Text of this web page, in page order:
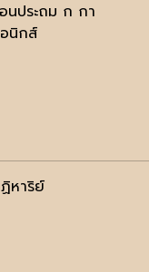
นประถม ก กา
นิกส์
หาริย์